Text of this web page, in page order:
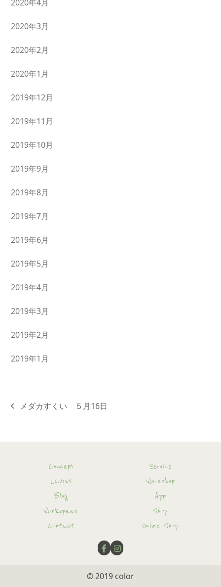
2020年4月
2020年3月
2020年2月
2020年1月
2019年12月
2019年11月
2019年10月
2019年9月
2019年8月
2019年7月
2019年6月
2019年5月
2019年4月
2019年3月
2019年2月
2019年1月
previous
メダカすくい ５月16日
Concept
Service
Layout
Workshop
Blog
App
Workspace
Shop
Contact
Online Shop
© 2019 color